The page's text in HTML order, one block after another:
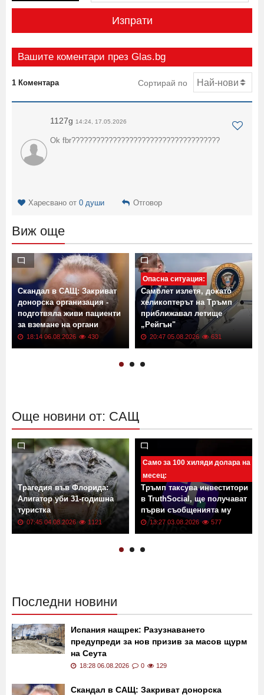
Изпрати
Вашите коментари през Glas.bg
1 Коментара Сортирай по
1127g 14:24, 17.05.2026
Ok fbr????????????????????????????????????
Харесвано от 0 души Отговор
Виж още
Скандал в САЩ: Закриват
донорска организация -
подготвяла живи пациенти
за вземане на органи
18:14 06.08.2026 430
Опасна ситуация:
Самолет излетя, докато
хеликоптерът на Тръмп
приближавал летище
„Рейгън"
20:47 05.08.2026 631
Още новини от: САЩ
Трагедия във Флорида:
Алигатор уби 31-годишна
туристка
07:45 04.08.2026 1121
Само за 100 хиляди долара на
месец:
Тръмп таксува инвеститори
в TruthSocial, ще получават
първи съобщенията му
13:27 03.08.2026 577
Последни новини
Испания нащрек: Разузнаването
предупреди за нов призив за масов щурм
на Сеута
18:28 06.08.2026 0 129
Скандал в САЩ: Закриват донорска